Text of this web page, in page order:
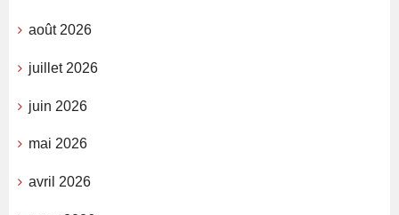
août 2026
juillet 2026
juin 2026
mai 2026
avril 2026